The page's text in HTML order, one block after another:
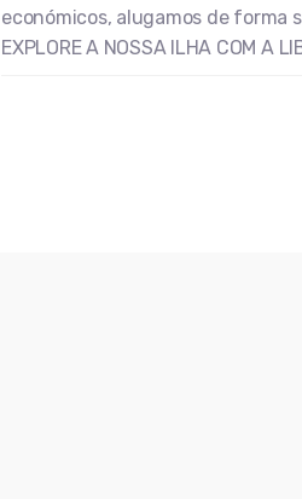
económicos, alugamos de forma
EXPLORE A NOSSA ILHA COM A